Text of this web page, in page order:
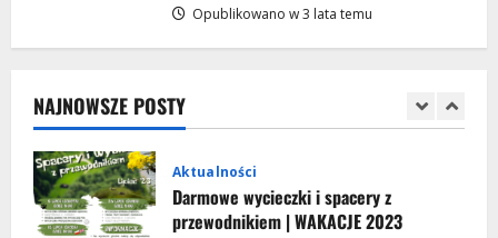
Opublikowano w 3 lata temu
NAJNOWSZE POSTY
1
Aktualności
Aktualności
Darmowe wycieczki i spacery z
przewodnikiem | WAKACJE 2023